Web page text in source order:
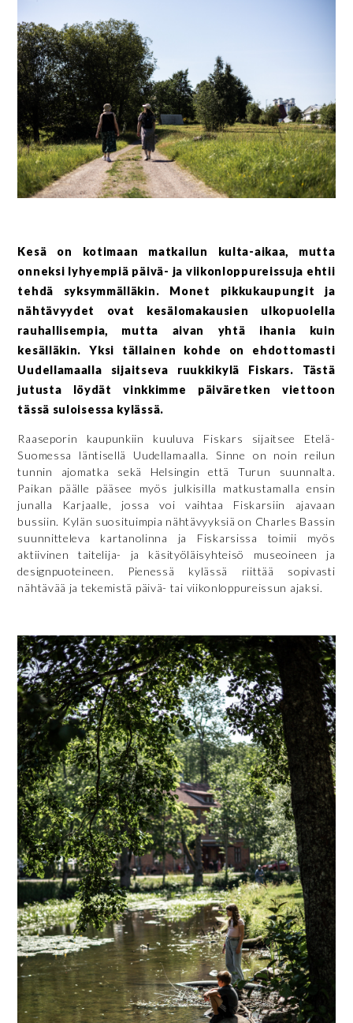
Kesä on kotimaan matkailun kulta-aikaa, mutta
onneksi lyhyempiä päivä- ja viikonloppureissuja ehtii
tehdä syksymmälläkin. Monet pikkukaupungit ja
nähtävyydet ovat kesälomakausien ulkopuolella
rauhallisempia, mutta aivan yhtä ihania kuin
kesälläkin. Yksi tällainen kohde on ehdottomasti
Uudellamaalla sijaitseva ruukkikylä Fiskars. Tästä
jutusta löydät vinkkimme päiväretken viettoon
tässä suloisessa kylässä.
Raaseporin kaupunkiin kuuluva Fiskars sijaitsee Etelä-
Suomessa läntisellä Uudellamaalla. Sinne on noin reilun
tunnin ajomatka sekä Helsingin että Turun suunnalta.
Paikan päälle pääsee myös julkisilla matkustamalla ensin
junalla Karjaalle, jossa voi vaihtaa Fiskarsiin ajavaan
bussiin. Kylän suosituimpia nähtävyyksiä on Charles Bassin
suunnitteleva kartanolinna ja Fiskarsissa toimii myös
aktiivinen taitelija- ja käsityöläisyhteisö museoineen ja
designpuoteineen. Pienessä kylässä riittää sopivasti
nähtävää ja tekemistä päivä- tai viikonloppureissun ajaksi.